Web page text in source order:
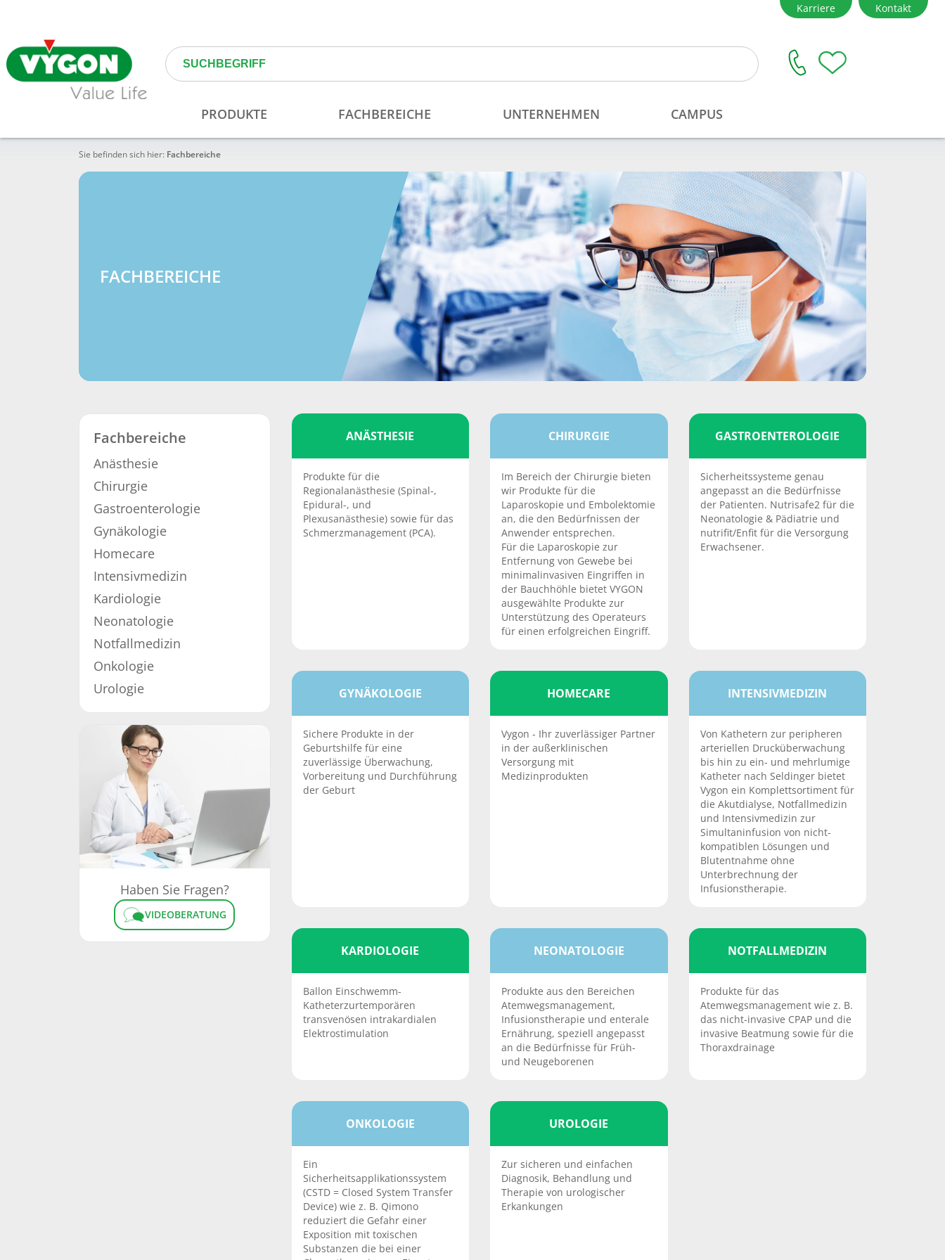
Sie befinden sich hier: Fachbereiche
FACHBEREICHE
Fachbereiche
Anästhesie
Chirurgie
Gastroenterologie
Gynäkologie
Homecare
Intensivmedizin
Kardiologie
Neonatologie
Notfallmedizin
Onkologie
Urologie
Haben Sie Fragen?
VIDEOBERATUNG
ANÄSTHESIE
Produkte für die
Regionalanästhesie (Spinal-,
Epidural-, und
Plexusanästhesie) sowie für das
Schmerzmanagement (PCA).
CHIRURGIE
Im Bereich der Chirurgie bieten
wir Produkte für die
Laparoskopie und Embolektomie
an, die den Bedürfnissen der
Anwender entsprechen.
Für die Laparoskopie zur
Entfernung von Gewebe bei
minimalinvasiven Eingriffen in
der Bauchhöhle bietet VYGON
ausgewählte Produkte zur
Unterstützung des Operateurs
für einen erfolgreichen Eingriff.
GASTROENTEROLOGIE
Sicherheitssysteme genau
angepasst an die Bedürfnisse
der Patienten. Nutrisafe2 für die
Neonatologie & Pädiatrie und
nutrifit/Enfit für die Versorgung
Erwachsener.
GYNÄKOLOGIE
Sichere Produkte in der
Geburtshilfe für eine
zuverlässige Überwachung,
Vorbereitung und Durchführung
der Geburt
HOMECARE
Vygon - Ihr zuverlässiger Partner
in der außerklinischen
Versorgung mit
Medizinprodukten
INTENSIVMEDIZIN
Von Kathetern zur peripheren
arteriellen Drucküberwachung
bis hin zu ein- und mehrlumige
Katheter nach Seldinger bietet
Vygon ein Komplettsortiment für
die Akutdialyse, Notfallmedizin
und Intensivmedizin zur
Simultaninfusion von nicht-
kompatiblen Lösungen und
Blutentnahme ohne
Unterbrechnung der
Infusionstherapie.
KARDIOLOGIE
Ballon Einschwemm-
Katheterzurtemporären
transvenösen intrakardialen
Elektrostimulation
NEONATOLOGIE
Produkte aus den Bereichen
Atemwegsmanagement,
Infusionstherapie und enterale
Ernährung, speziell angepasst
an die Bedürfnisse für Früh-
und Neugeborenen
NOTFALLMEDIZIN
Produkte für das
Atemwegsmanagement wie z. B.
das nicht-invasive CPAP und die
invasive Beatmung sowie für die
Thoraxdrainage
ONKOLOGIE
Ein
Sicherheitsapplikationssystem
(CSTD = Closed System Transfer
Device) wie z. B. Qimono
reduziert die Gefahr einer
Exposition mit toxischen
Substanzen die bei einer
UROLOGIE
Zur sicheren und einfachen
Diagnosik, Behandlung und
Therapie von urologischer
Erkankungen